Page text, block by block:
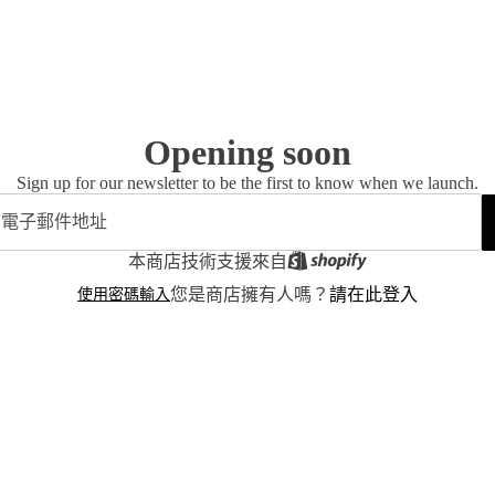
Opening soon
Sign up for our newsletter to be the first to know when we launch.
本商店技術支援來自
使用密碼輸入您是商店擁有人嗎？ 請在此登入